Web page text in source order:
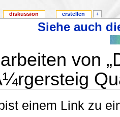
Siehe auch
von
einem Link zu
diskussion erstellen +